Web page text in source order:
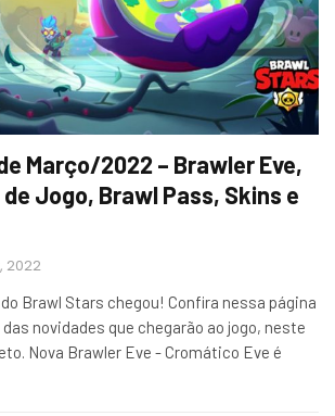
Março/2022 – Brawler Eve,
de Jogo, Brawl Pass, Skins e
2022
Brawl Stars chegou! Confira nessa página
novidades que chegarão ao jogo, neste
Nova Brawler Eve - Cromático Eve é